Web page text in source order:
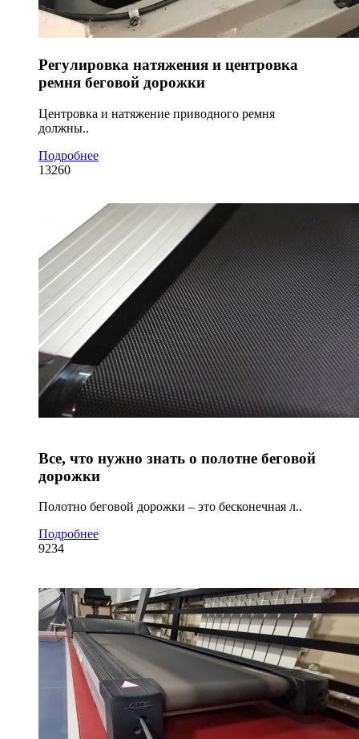
Регулировка натяжения и центровка
ремня беговой дорожки
Центровка и натяжение приводного ремня
должны..
Подробнее
13260
Все, что нужно знать о полотне беговой
дорожки
Полотно беговой дорожки – это бесконечная л..
Подробнее
9234